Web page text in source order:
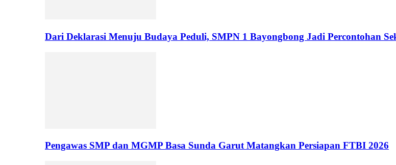
Dari Deklarasi Menuju Budaya Peduli, SMPN 1 Bayongbong Jadi Percontohan
Pengawas SMP dan MGMP Basa Sunda Garut Matangkan Persiapan FTBI 2026